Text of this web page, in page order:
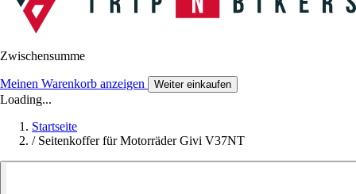
Zwischensumme
Meinen Warenkorb anzeigen Weiter einkaufen
Loading...
Startseite
/ Seitenkoffer für Motorräder Givi V37NT